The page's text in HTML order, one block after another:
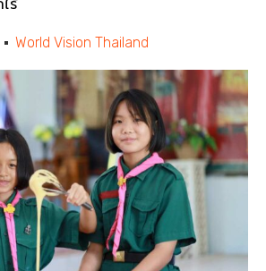
World Vision Thailand